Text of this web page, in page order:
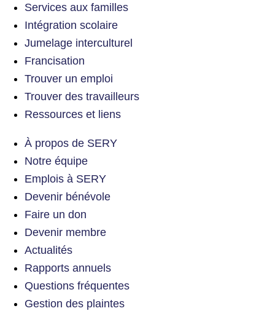
Services aux familles
Intégration scolaire
Jumelage interculturel
Francisation
Trouver un emploi
Trouver des travailleurs
Ressources et liens
À propos de SERY
Notre équipe
Emplois à SERY
Devenir bénévole
Faire un don
Devenir membre
Actualités
Rapports annuels
Questions fréquentes
Gestion des plaintes